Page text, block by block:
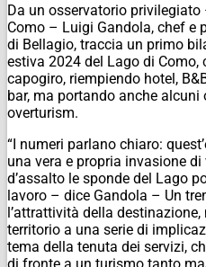
Da un osservatorio
Como – Luigi Gandola, chef e
di Bellagio, traccia un primo
estiva 2024 del Lago di Como,
capogiro, riempiendo hotel,
bar, ma portando anche alcuni
overturism.
“I numeri parlano chiaro:
una vera e propria invasione
d’assalto le sponde del Lago
lavoro – dice Gandola – Un
l’attrattività della
territorio a una serie di
tema della tenuta dei servizi,
di fronte a un turismo tanto